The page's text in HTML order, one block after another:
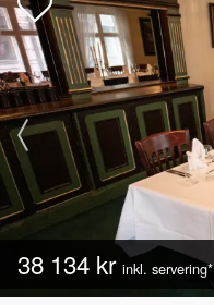
38 134 kr inkl. servering*